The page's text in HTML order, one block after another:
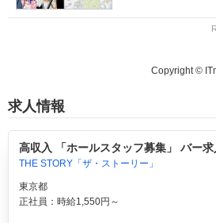
Copyright ©
求人情報
高収入 「ホールスタッフ募集」 バー求
THE STORY「ザ・ストーリー」
東京都
正社員：時給1,550円～